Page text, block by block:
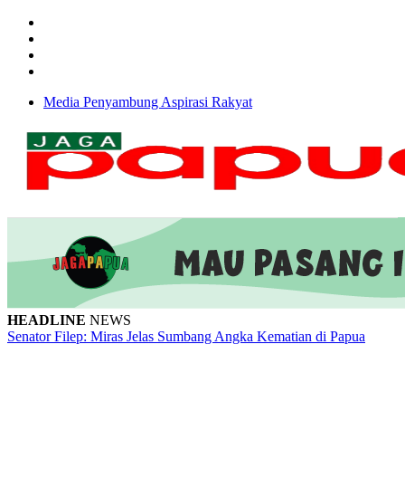
Media Penyambung Aspirasi Rakyat
HEADLINE NEWS
Senator Filep: Miras Jelas Sumbang Angka Kematian di Papua